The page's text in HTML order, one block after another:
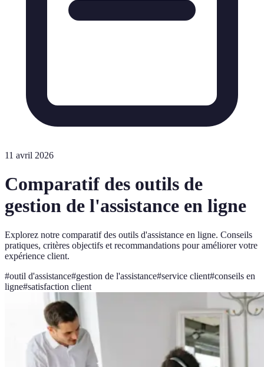
11 avril 2026
Comparatif des outils de
gestion de l'assistance en ligne
Explorez notre comparatif des outils d'assistance en ligne. Conseils
pratiques, critères objectifs et recommandations pour améliorer votre
expérience client.
#outil d'assistance#gestion de l'assistance#service client#conseils en
ligne#satisfaction client